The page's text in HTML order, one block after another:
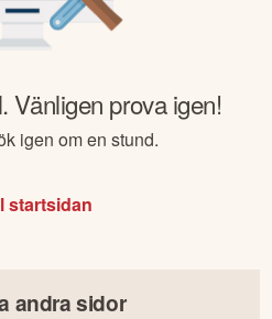
Vänligen prova igen!
igen om en stund.
startsidan
andra sidor